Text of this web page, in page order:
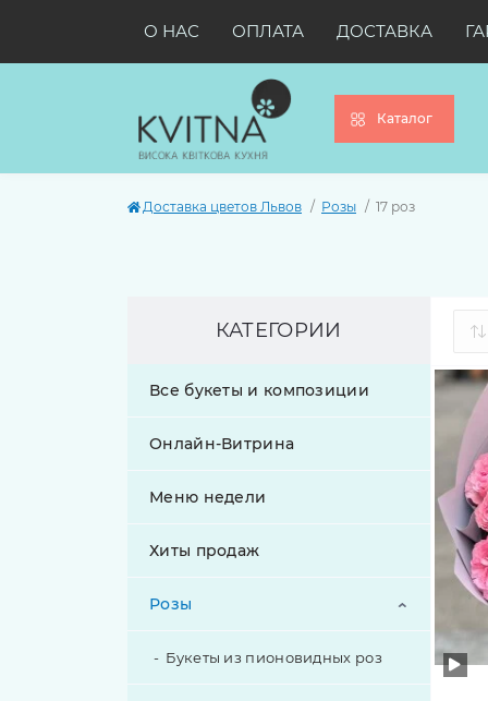
О НАС ОПЛАТА ДОСТАВКА
Каталог
Доставка цветов Львов Розы 17 роз
КАТЕГОРИИ
Все букеты и композиции
Онлайн-Витрина
Меню недели
Хиты продаж
Розы
Букеты из пионовидных роз